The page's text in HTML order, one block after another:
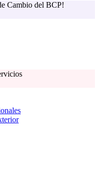
Cambio del BCP!